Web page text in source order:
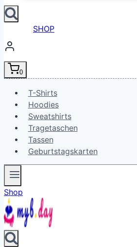
SHOP
0
T-Shirts
Hoodies
Sweatshirts
Tragetaschen
Tassen
Geburtstagskarten
Shop